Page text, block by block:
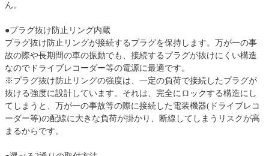
ん。
●プラグ抜け防止リング内蔵
プラグ抜け防止リングが接続するプラグを保持します。万が一の事
故の際や長期間の車の振動でも、接続するプラグが抜けにくい構造
なのでドライブレコーダー等の電源に最適です。
※プラグ抜け防止リングの強度は、一定の負荷で接続したプラグが
抜ける強度に設計しています。それは、完全にロックする構造にし
てしまうと、万が一の事故等の際に接続した電装機器(ドライブレコ
ーダー等)の配線に大きな負荷が掛かり、断線してしまうリスクが高
まるからです。